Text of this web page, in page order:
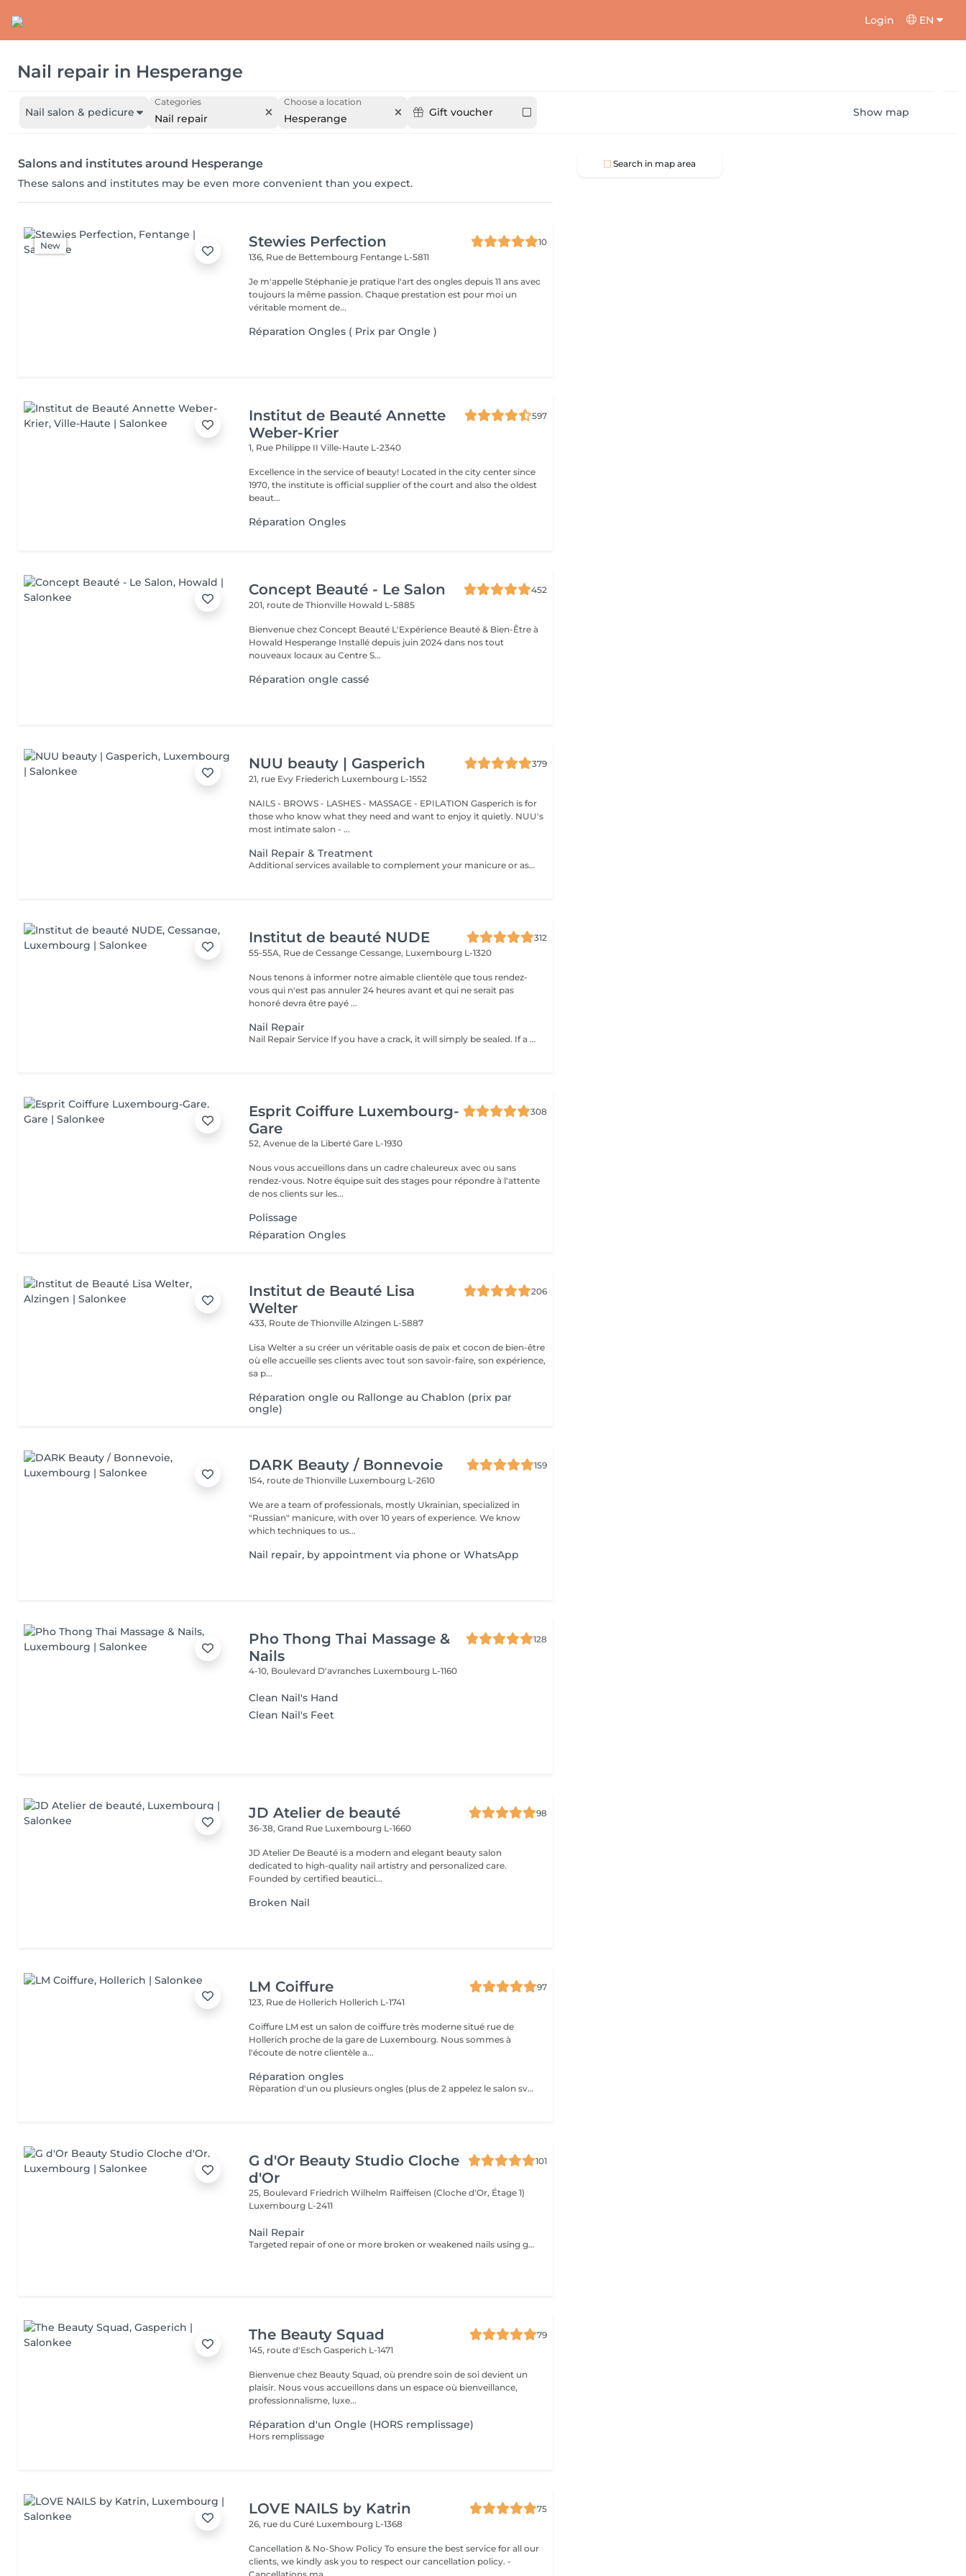
Login EN
Nail repair in Hesperange
Nail salon & pedicure
Categories
Nail repair
Choose a location
Hesperange Gift voucher Show map
Salons and institutes around Hesperange
These salons and institutes may be even more convenient than you expect.
New Stewies Perfection
10
136, Rue de Bettembourg Fentange L-5811
Je m'appelle Stéphanie je pratique l'art des ongles depuis 11 ans avec
toujours la même passion. Chaque prestation est pour moi un
véritable moment de...
Réparation Ongles ( Prix par Ongle )
Institut de Beauté Annette
Weber-Krier
597
1, Rue Philippe IIVille-Haute L-2340
Excellence in the service of beauty! Located in the city center since
1970, the institute is official supplier of the court and also the oldest
beaut...
Réparation Ongles
Concept Beauté - Le Salon
452
201, route de Thionville Howald L-5885
Bienvenue chez Concept Beauté L'Expérience Beauté & Bien-Être à
Howald Hesperange Installé depuis juin 2024 dans nos tout
nouveaux locaux au Centre S...
Réparation ongle cassé
NUU beauty | Gasperich
379
21, rue Evy Friederich Luxembourg L-1552
NAILS - BROWS - LASHES - MASSAGE - EPILATION Gasperich is for
those who know what they need and want to enjoy it quietly. NUU's
most intimate salon - ...
Nail Repair & Treatment
Additional services available to complement your manicure or as standalone treatments. Nail Repair per nail (during service) Minor repair of a single nail (small crack, local damage or broken nail). This option can be added multiple times if more than one nail requires repair. Charged at 3€ per nail for Manicure with Gel Polish services. Nail Repair per nail (walk-in) Repair of one nail without manicure or polish application. Suitable for clients booking a repair only. Onycholysis Treatment per nail Targeted care for nails affected by onycholysis. Performed without polish to support healthy nail recovery. IBX Nail Repair System Professional nail treatment designed to strengthen and restore natural nails. Can be booked alone or combined with gel removal for deeper repair. Gel Polish Removal Gentle and careful removal of gel polish.
Institut de beauté NUDE
312
55-55A, Rue de CessangeCessange, Luxembourg L-1320
Nous tenons à informer notre aimable clientèle que tous rendez-
vous qui n'est pas annuler 24 heures avant et qui ne serait pas
honoré devra être payé ...
Nail Repair
Nail Repair Service If you have a crack, it will simply be sealed. If a small corner of the nail is missing, it can be restored. However, if full nail extension is needed, that is a different procedure. This repair service only includes fixing cracks or restoring minor nail damage and does not involve nail extensions.
Esprit Coiffure Luxembourg-
Gare
308
52, Avenue de la LibertéGare L-1930
Nous vous accueillons dans un cadre chaleureux avec ou sans
rendez-vous. Notre équipe suit des stages pour répondre à l'attente
de nos clients sur les...
Polissage
Réparation Ongles
Institut de Beauté Lisa
Welter
206
433, Route de ThionvilleAlzingen L-5887
Lisa Welter a su créer un véritable oasis de paix et cocon de bien-être
où elle accueille ses clients avec tout son savoir-faire, son expérience,
sa p...
Réparation ongle ou Rallonge au Chablon (prix par
ongle)
DARK Beauty / Bonnevoie
159
154, route de Thionville Luxembourg L-2610
We are a team of professionals, mostly Ukrainian, specialized in
"Russian" manicure, with over 10 years of experience. We know
which techniques to us...
Nail repair, by appointment via phone or WhatsApp
Pho Thong Thai Massage &
Nails
128
4-10, Boulevard D'avranches Luxembourg L-1160
Clean Nail's Hand
Clean Nail's Feet
JD Atelier de beauté
98
36-38, Grand Rue Luxembourg L-1660
JD Atelier De Beauté is a modern and elegant beauty salon
dedicated to high-quality nail artistry and personalized care.
Founded by certified beautici...
Broken Nail
LM Coiffure
97
123, Rue de Hollerich Hollerich L-1741
Coiffure LM est un salon de coiffure très moderne situé rue de
Hollerich proche de la gare de Luxembourg. Nous sommes à
l'écoute de notre clientèle a...
Réparation ongles
Rèparation d'un ou plusieurs ongles (plus de 2 appelez le salon svp)
G d'Or Beauty Studio Cloche
d'Or
101
25, Boulevard Friedrich Wilhelm Raiffeisen (Cloche d'Or, Étage 1)
Luxembourg L-2411
Nail Repair
Targeted repair of one or more broken or weakened nails using gel. Add-on service to a gel treatment.
The Beauty Squad
79
145, route d'EschGasperich L-1471
Bienvenue chez Beauty Squad, où prendre soin de soi devient un
plaisir. Nous vous accueillons dans un espace où bienveillance,
professionnalisme, luxe...
Réparation d'un Ongle (HORS remplissage)
Hors remplissage
LOVE NAILS by Katrin
75
26, rue du Curé Luxembourg L-1368
Cancellation & No-Show Policy To ensure the best service for all our
clients, we kindly ask you to respect our cancellation policy. -
Search in map area